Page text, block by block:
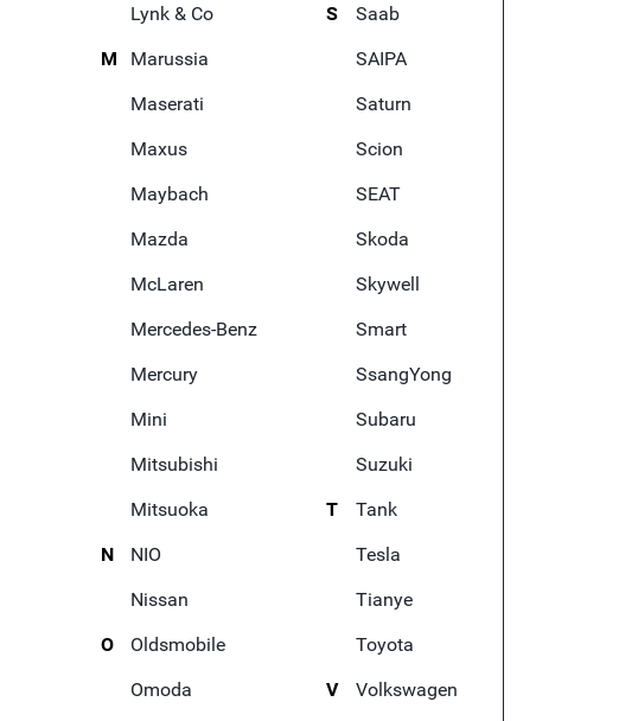
Lynk & Co
M
Marussia
Maserati
Maxus
Maybach
Mazda
McLaren
Mercedes-Benz
Mercury
Mini
Mitsubishi
Mitsuoka
N
NIO
Nissan
O
Oldsmobile
Omoda
S
Saab
SAIPA
Saturn
Scion
SEAT
Skoda
Skywell
Smart
SsangYong
Subaru
Suzuki
T
Tank
Tesla
Tianye
Toyota
V
Volkswagen